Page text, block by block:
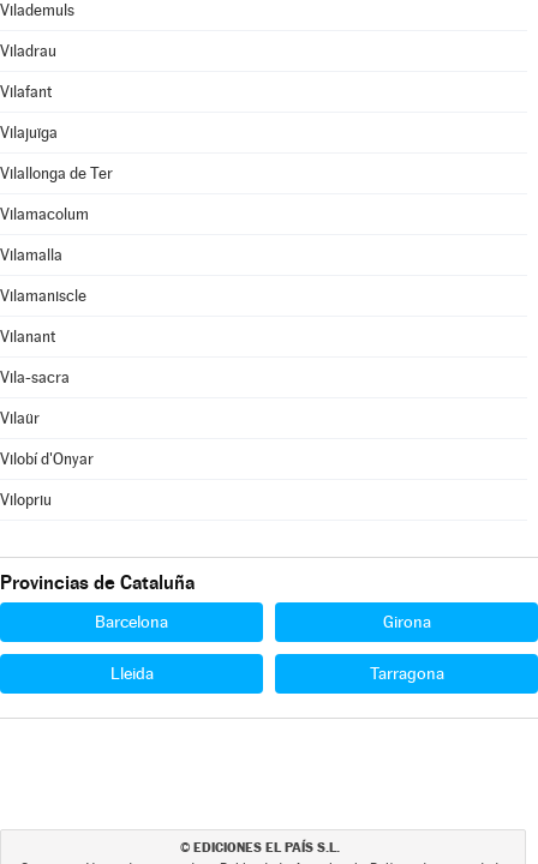
Vilademuls
Viladrau
Vilafant
Vilajuïga
Vilallonga de Ter
Vilamacolum
Vilamalla
Vilamaniscle
Vilanant
Vila-sacra
Vilaür
Vilobí d'Onyar
Vilopriu
Provincias de Cataluña
Barcelona Girona
Lleida Tarragona
© EDICIONES EL PAÍS S.L.